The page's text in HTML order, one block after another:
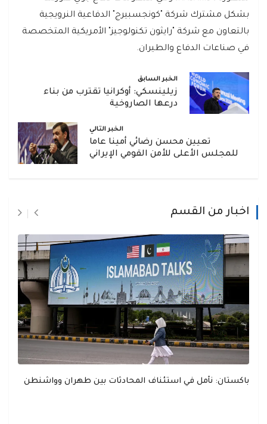
بشكل مشترك شركة "كونجسبيرج" الدفاعية النرويجية
بالتعاون مع شركة "رايثون تكنولوجيز" الأمريكية المتخصصة
في صناعات الدفاع والطيران.
الخبر السابق
زيلينسكي: أوكرانيا تقترب من بناء
درعها الصاروخية
الخبر التالي
تعيين محسن رضائي أمينا عاما
للمجلس الأعلى للأمن القومي الإيراني
اخبار من القسم
باكستان: نأمل في استئناف المحادثات بين طهران وواشنطن